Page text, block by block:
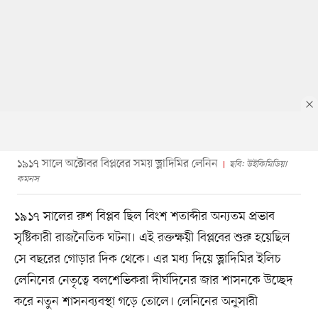
১৯১৭ সালে অক্টোবর বিপ্লবের সময় ভ্লাদিমির লেনিন
ছবি: উইকিমিডিয়া
কমনস
১৯১৭ সালের রুশ বিপ্লব ছিল বিংশ শতাব্দীর অন্যতম প্রভাব
সৃষ্টিকারী রাজনৈতিক ঘটনা। এই রক্তক্ষয়ী বিপ্লবের শুরু হয়েছিল
সে বছরের গোড়ার দিক থেকে। এর মধ্য দিয়ে ভ্লাদিমির ইলিচ
লেনিনের নেতৃত্বে বলশেভিকরা দীর্ঘদিনের জার শাসনকে উচ্ছেদ
করে নতুন শাসনব্যবস্থা গড়ে তোলে। লেনিনের অনুসারী